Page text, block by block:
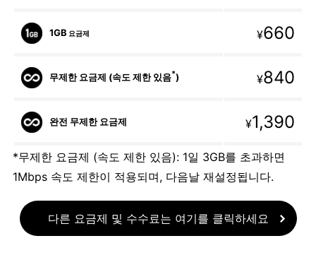
1GB 요금제 ¥660
무제한 요금제 (속도 제한 있음*) ¥840
완전 무제한 요금제 ¥1,390
*무제한 요금제 (속도 제한 있음): 1일 3GB를 초과하면
1Mbps 속도 제한이 적용되며, 다음날 재설정됩니다.
다른 요금제 및 수수료는 여기를 클릭하세요